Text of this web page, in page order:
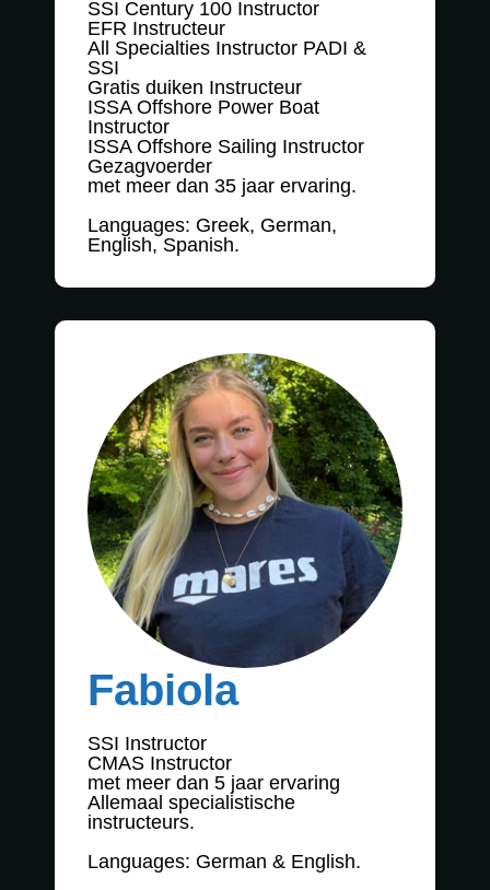
SSI Century 100 Instructor
EFR Instructeur
All Specialties Instructor PADI &
SSI
Gratis duiken Instructeur
ISSA Offshore Power Boat
Instructor
ISSA Offshore Sailing Instructor
Gezagvoerder
met meer dan 35 jaar ervaring.
Languages: Greek, German,
English, Spanish.
Fabiola
SSI Instructor
CMAS Instructor
met meer dan 5 jaar ervaring
Allemaal specialistische
instructeurs.
Languages: German & English.